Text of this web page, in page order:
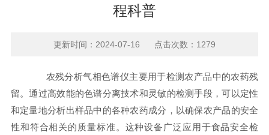
程科普
更新时间：2024-07-16 点击次数：1279
农残分析气相色谱仪主要用于检测农产品中的农药残
留。通过高效能的色谱分离技术和灵敏的检测手段，可以定性
和定量地分析出样品中的各种农药成分，以确保农产品的安全
性和符合相关的质量标准。这种设备广泛应用于食品安全检